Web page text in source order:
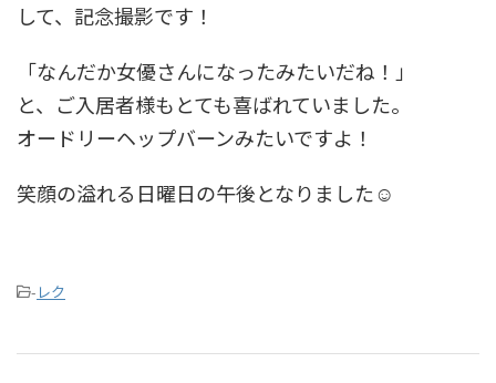
して、記念撮影です！
「なんだか女優さんになったみたいだね！」
と、ご入居者様もとても喜ばれていました。
オードリーヘップバーンみたいですよ！
笑顔の溢れる日曜日の午後となりました☺
- レク